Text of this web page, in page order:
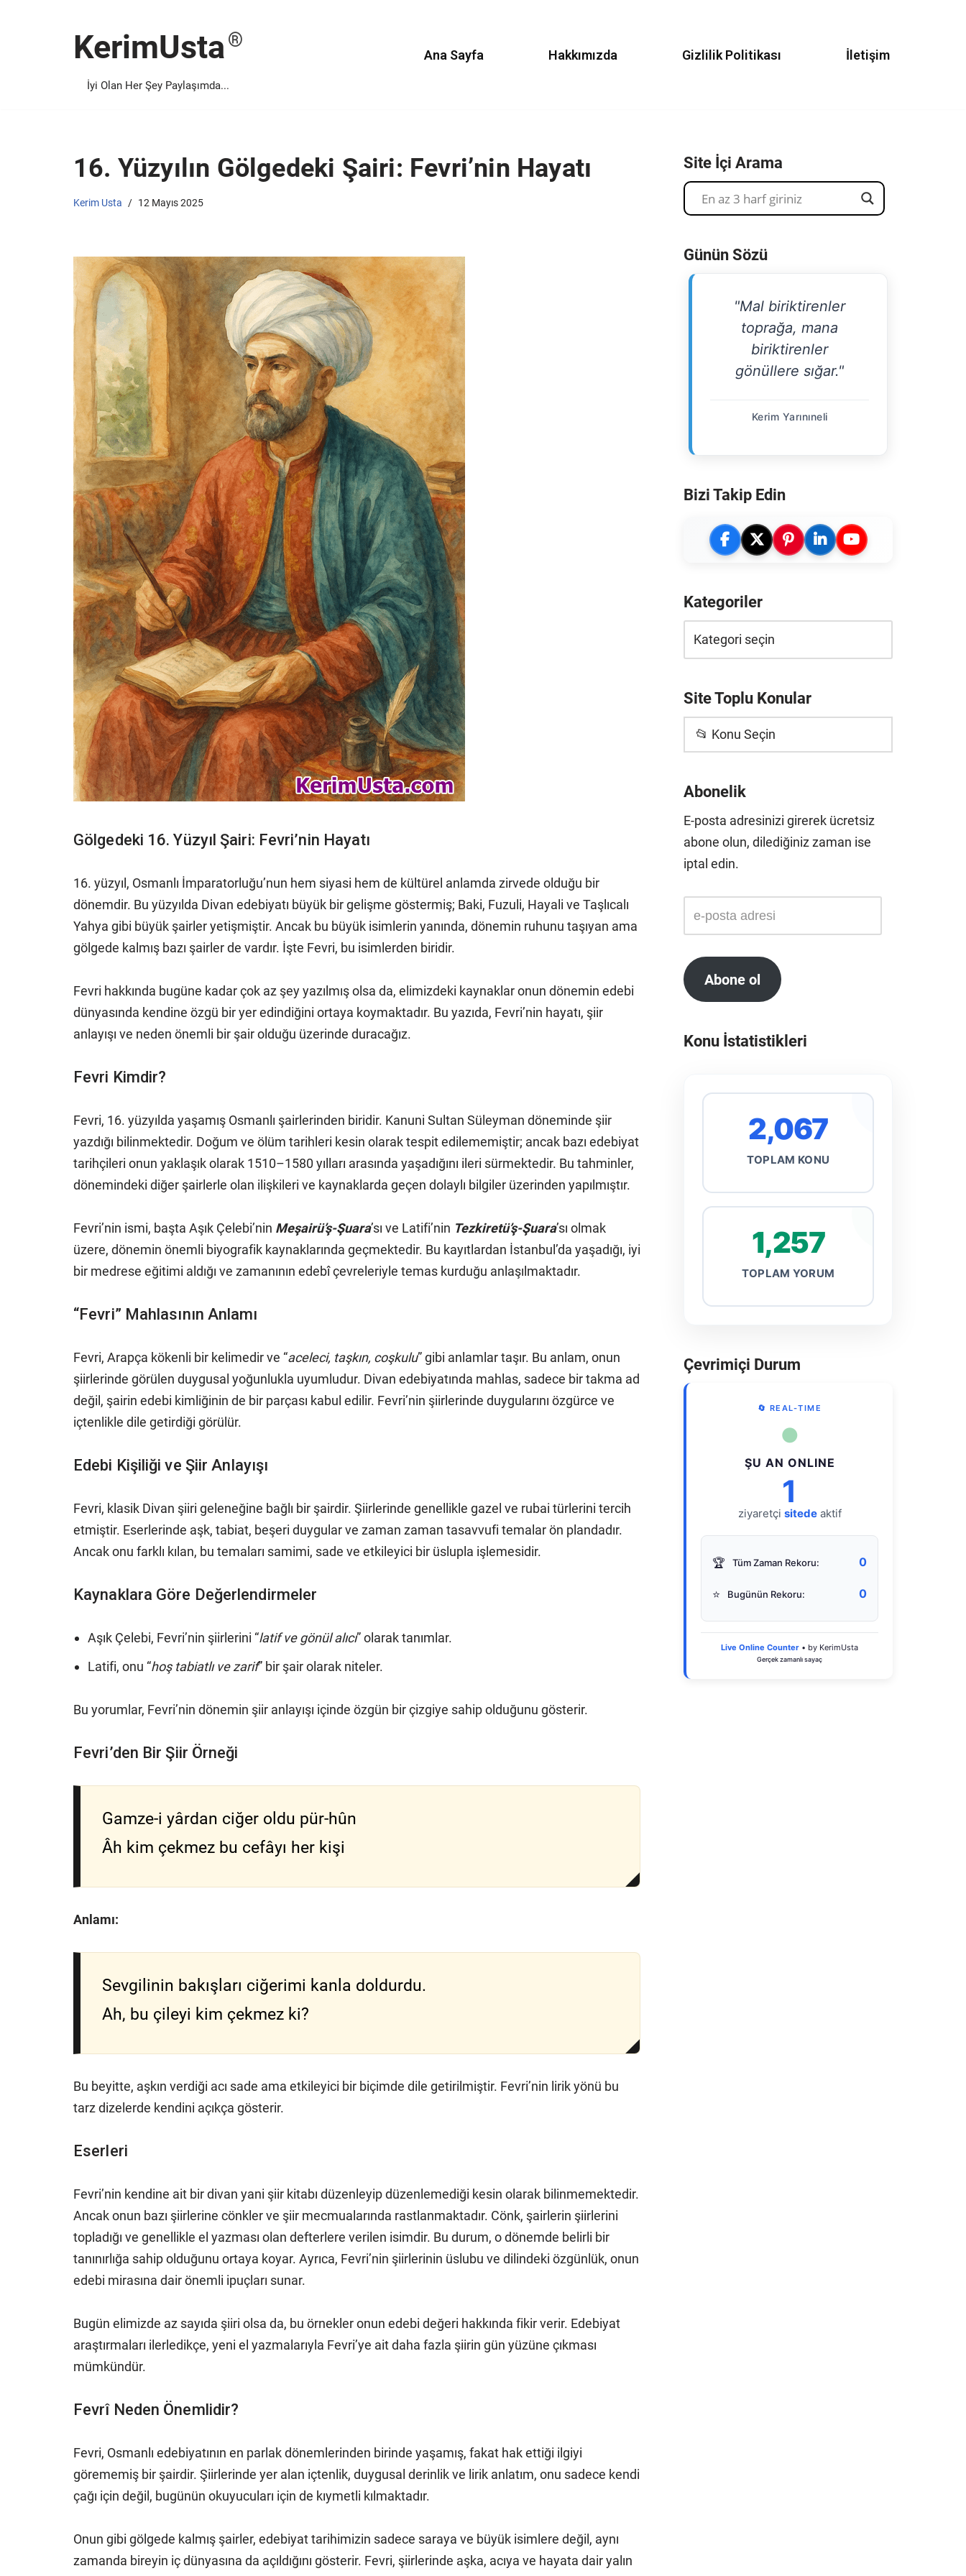
KerimUsta
İyi Olan Her Şey Paylaşımda...
Ana Sayfa Hakkımızda Gizlilik Politikası İletişim
16. Yüzyılın Gölgedeki Şairi: Fevri’nin Hayatı
Kerim Usta 12 Mayıs 2025
Gölgedeki 16. Yüzyıl Şairi: Fevri’nin Hayatı
16. yüzyıl, Osmanlı İmparatorluğu’nun hem siyasi hem de kültürel anlamda zirvede olduğu bir
dönemdir. Bu yüzyılda Divan edebiyatı büyük bir gelişme göstermiş; Baki, Fuzuli, Hayali ve Taşlıcalı
Yahya gibi büyük şairler yetişmiştir. Ancak bu büyük isimlerin yanında, dönemin ruhunu taşıyan ama
gölgede kalmış bazı şairler de vardır. İşte Fevri, bu isimlerden biridir.
Fevri hakkında bugüne kadar çok az şey yazılmış olsa da, elimizdeki kaynaklar onun dönemin edebi
dünyasında kendine özgü bir yer edindiğini ortaya koymaktadır. Bu yazıda, Fevri’nin hayatı, şiir
anlayışı ve neden önemli bir şair olduğu üzerinde duracağız.
Fevri Kimdir?
Fevri, 16. yüzyılda yaşamış Osmanlı şairlerinden biridir. Kanuni Sultan Süleyman döneminde şiir
yazdığı bilinmektedir. Doğum ve ölüm tarihleri kesin olarak tespit edilememiştir; ancak bazı edebiyat
tarihçileri onun yaklaşık olarak 1510–1580 yılları arasında yaşadığını ileri sürmektedir. Bu tahminler,
dönemindeki diğer şairlerle olan ilişkileri ve kaynaklarda geçen dolaylı bilgiler üzerinden yapılmıştır.
Fevri’nin ismi, başta Aşık Çelebi’nin Meşairü’ş-Şuara’sı ve Latifi’nin Tezkiretü’ş-Şuara’sı olmak
üzere, dönemin önemli biyografik kaynaklarında geçmektedir. Bu kayıtlardan İstanbul’da yaşadığı, iyi
bir medrese eğitimi aldığı ve zamanının edebî çevreleriyle temas kurduğu anlaşılmaktadır.
“Fevri” Mahlasının Anlamı
Fevri, Arapça kökenli bir kelimedir ve “aceleci, taşkın, coşkulu” gibi anlamlar taşır. Bu anlam, onun
şiirlerinde görülen duygusal yoğunlukla uyumludur. Divan edebiyatında mahlas, sadece bir takma ad
değil, şairin edebi kimliğinin de bir parçası kabul edilir. Fevri’nin şiirlerinde duygularını özgürce ve
içtenlikle dile getirdiği görülür.
Edebi Kişiliği ve Şiir Anlayışı
Fevri, klasik Divan şiiri geleneğine bağlı bir şairdir. Şiirlerinde genellikle gazel ve rubai türlerini tercih
etmiştir. Eserlerinde aşk, tabiat, beşeri duygular ve zaman zaman tasavvufi temalar ön plandadır.
Ancak onu farklı kılan, bu temaları samimi, sade ve etkileyici bir üslupla işlemesidir.
Kaynaklara Göre Değerlendirmeler
Aşık Çelebi, Fevri’nin şiirlerini “latif ve gönül alıcı” olarak tanımlar.
Latifi, onu “hoş tabiatlı ve zarif” bir şair olarak niteler.
Bu yorumlar, Fevri’nin dönemin şiir anlayışı içinde özgün bir çizgiye sahip olduğunu gösterir.
Fevri’den Bir Şiir Örneği
Gamze-i yârdan ciğer oldu pür-hûn
Âh kim çekmez bu cefâyı her kişi
Anlamı:
Sevgilinin bakışları ciğerimi kanla doldurdu.
Ah, bu çileyi kim çekmez ki?
Bu beyitte, aşkın verdiği acı sade ama etkileyici bir biçimde dile getirilmiştir. Fevri’nin lirik yönü bu
tarz dizelerde kendini açıkça gösterir.
Eserleri
Fevri’nin kendine ait bir divan yani şiir kitabı düzenleyip düzenlemediği kesin olarak bilinmemektedir.
Ancak onun bazı şiirlerine cönkler ve şiir mecmualarında rastlanmaktadır. Cönk, şairlerin şiirlerini
topladığı ve genellikle el yazması olan defterlere verilen isimdir. Bu durum, o dönemde belirli bir
tanınırlığa sahip olduğunu ortaya koyar. Ayrıca, Fevri’nin şiirlerinin üslubu ve dilindeki özgünlük, onun
edebi mirasına dair önemli ipuçları sunar.
Bugün elimizde az sayıda şiiri olsa da, bu örnekler onun edebi değeri hakkında fikir verir. Edebiyat
araştırmaları ilerledikçe, yeni el yazmalarıyla Fevri’ye ait daha fazla şiirin gün yüzüne çıkması
mümkündür.
Fevrî Neden Önemlidir?
Fevri, Osmanlı edebiyatının en parlak dönemlerinden birinde yaşamış, fakat hak ettiği ilgiyi
görememiş bir şairdir. Şiirlerinde yer alan içtenlik, duygusal derinlik ve lirik anlatım, onu sadece kendi
çağı için değil, bugünün okuyucuları için de kıymetli kılmaktadır.
Onun gibi gölgede kalmış şairler, edebiyat tarihimizin sadece saraya ve büyük isimlere değil, aynı
zamanda bireyin iç dünyasına da açıldığını gösterir. Fevri, şiirlerinde aşka, acıya ve hayata dair yalın
Site İçi Arama
Günün Sözü
"Mal biriktirenler
toprağa, mana
biriktirenler
gönüllere sığar."
Kerim Yarınıneli
Bizi Takip Edin
Kategoriler
Site Toplu Konular
📂 Konu Seçin
Abonelik
E-posta adresinizi girerek ücretsiz
abone olun, dilediğiniz zaman ise
iptal edin.
Abone ol
Konu İstatistikleri
2,067
TOPLAM KONU
1,257
TOPLAM YORUM
Çevrimiçi Durum
🔄 REAL-TIME
●
ŞU AN ONLINE
1
ziyaretçi sitedeaktif
🏆 Tüm Zaman Rekoru: 0
⭐ Bugünün Rekoru: 0
Live Online Counter • by KerimUsta
Gerçek zamanlı sayaç